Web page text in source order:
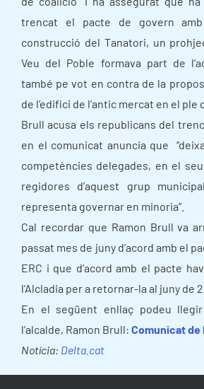
trencat el pacte de govern
construcció del Tanatori, un
Veu del Poble formava part de
també pe vot en contra de la
de l’edifici de l’antic mercat en el ple
Brull acusa els republicans del
en el comunicat anuncia que
competències delegades, en el
regidores d’aquest grup
representa governar en minoria”.
Cal recordar que Ramon Brull va
passat mes de juny d’acord amb el
ERC i que d’acord amb el pacte
l’Alcladia per a retornar-la al juny de
En el següent enllaç podeu
l’alcalde, Ramon Brull: Comunicat de
Notícia: Delta.cat